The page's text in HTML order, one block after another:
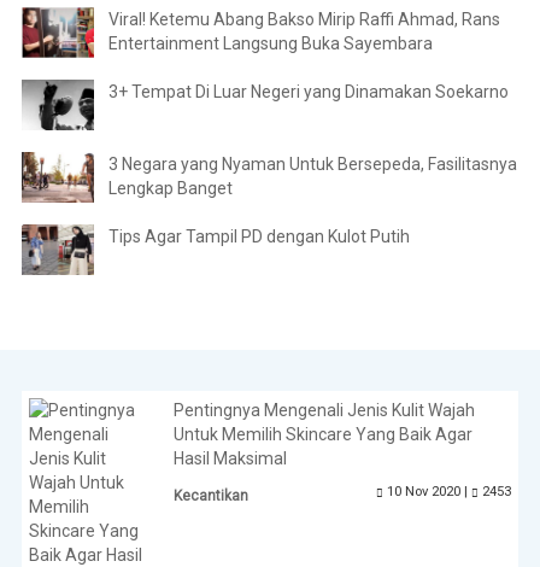
Viral! Ketemu Abang Bakso Mirip Raffi Ahmad, Rans
Entertainment Langsung Buka Sayembara
3+ Tempat Di Luar Negeri yang Dinamakan Soekarno
3 Negara yang Nyaman Untuk Bersepeda, Fasilitasnya
Lengkap Banget
Tips Agar Tampil PD dengan Kulot Putih
Pentingnya Mengenali Jenis Kulit Wajah
Untuk Memilih Skincare Yang Baik Agar
Hasil Maksimal
Kecantikan 10 Nov 2020 | 2453